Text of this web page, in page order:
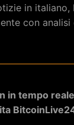
in
con analisi
in tempo